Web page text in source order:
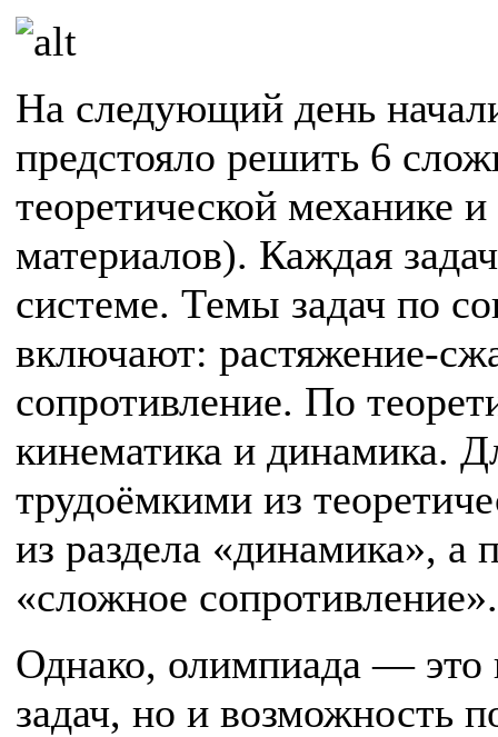
На следующий день
предстояло решить 6
теоретической механике
материалов). Каждая
системе. Темы задач по
включают: растяжение-
сопротивление. По
кинематика и динамика.
трудоёмкими из
из раздела «динамика», а
«сложное сопротивление».
Однако, олимпиада — это
задач, но и возможность